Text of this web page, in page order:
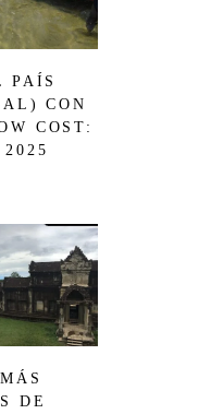
PAÍS
CON
COST:
DE